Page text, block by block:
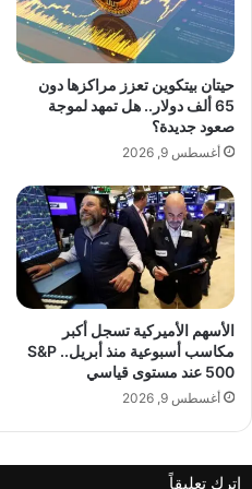
ع
"
ت
ر
ي
ص
اً
ا
س
ت
ا
ل
ا
ل
غ
حيتان بيتكوين تعزز مراكزها دون
65 ألف دولار.. هل تمهد لموجة
صعود جديدة؟
أغسطس 9, 2026
الأسهم الأميركية تسجل أكبر
مكاسب أسبوعية منذ أبريل.. S&P
500 عند مستوى قياسي
أغسطس 9, 2026
اترك تعليقاً